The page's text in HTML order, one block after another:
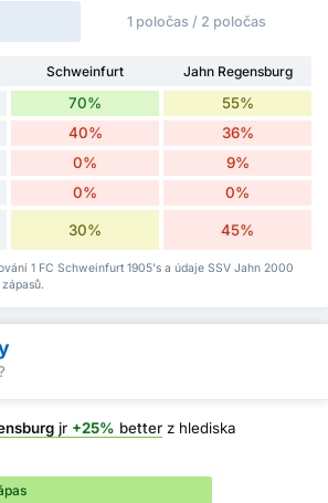
1 poločas / 2 poločas
Schweinfurt
Jahn Regensburg
70% 55%
40% 36%
0% 9%
0% 0%
30% 45%
1 FC Schweinfurt 1905's a údaje SSV Jahn 2000
jr +25% better z hlediska